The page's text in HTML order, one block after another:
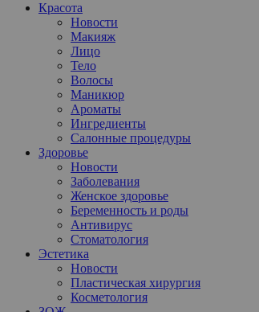
Красота
Новости
Макияж
Лицо
Тело
Волосы
Маникюр
Ароматы
Ингредиенты
Салонные процедуры
Здоровье
Новости
Заболевания
Женское здоровье
Беременность и роды
Антивирус
Стоматология
Эстетика
Новости
Пластическая хирургия
Косметология